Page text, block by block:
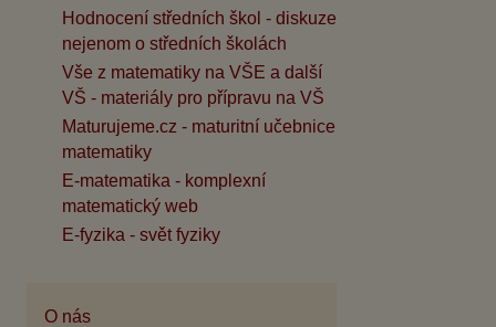
Hodnocení středních škol - diskuze
nejenom o středních školách
Vše z matematiky na VŠE a další
VŠ - materiály pro přípravu na VŠ
Maturujeme.cz - maturitní učebnice
matematiky
E-matematika - komplexní
matematický web
E-fyzika - svět fyziky
O nás